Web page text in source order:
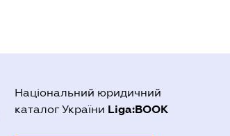
Національний юридичний
каталог України Liga:BOOK